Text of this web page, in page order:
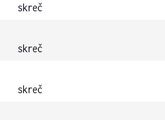
skreč
skreč
skreč